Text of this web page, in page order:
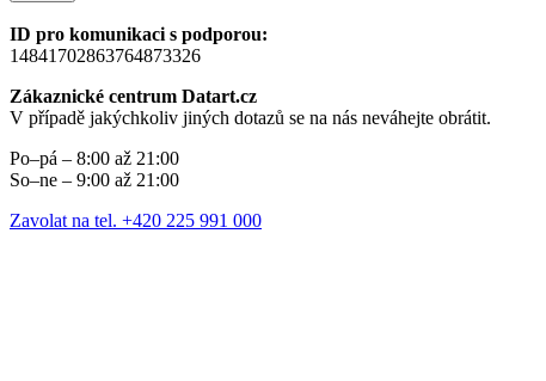
ID pro komunikaci s podporou:
14841702863764873326
Zákaznické centrum Datart.cz
V případě jakýchkoliv jiných dotazů se na nás neváhejte obrátit.
Po–pá – 8:00 až 21:00
So–ne – 9:00 až 21:00
Zavolat na tel. +420 225 991 000